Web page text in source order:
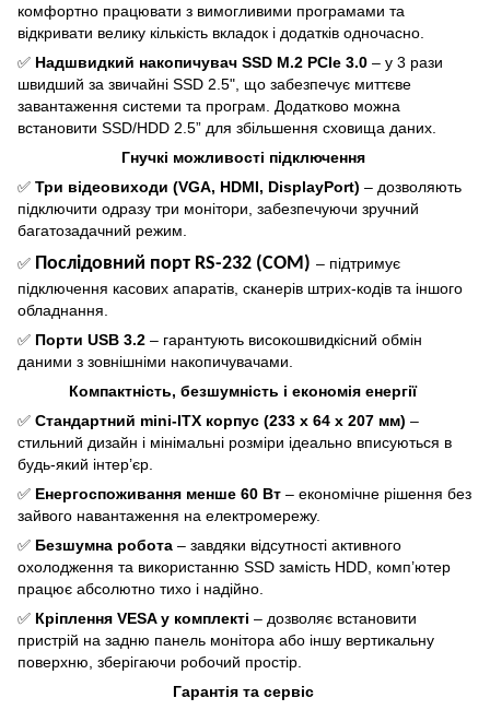
комфортно працювати з вимогливими програмами та
відкривати велику кількість вкладок і додатків одночасно.
✅ Надшвидкий накопичувач SSD M.2 PCIe 3.0 – у 3 рази
швидший за звичайні SSD 2.5", що забезпечує миттєве
завантаження системи та програм. Додатково можна
встановити SSD/HDD 2.5” для збільшення сховища даних.
Гнучкі можливості підключення
✅ Три відеовиходи (VGA, HDMI, DisplayPort) – дозволяють
підключити одразу три монітори, забезпечуючи зручний
багатозадачний режим.
✅ Послідовний порт RS-232 (COM) – підтримує
підключення касових апаратів, сканерів штрих-кодів та іншого
обладнання.
✅ Порти USB 3.2 – гарантують високошвидкісний обмін
даними з зовнішніми накопичувачами.
Компактність, безшумність і економія енергії
✅ Стандартний mini-ITX корпус (233 х 64 х 207 мм) –
стильний дизайн і мінімальні розміри ідеально вписуються в
будь-який інтер’єр.
✅ Енергоспоживання менше 60 Вт – економічне рішення без
зайвого навантаження на електромережу.
✅ Безшумна робота – завдяки відсутності активного
охолодження та використанню SSD замість HDD, комп’ютер
працює абсолютно тихо і надійно.
✅ Кріплення VESA у комплекті – дозволяє встановити
пристрій на задню панель монітора або іншу вертикальну
поверхню, зберігаючи робочий простір.
Гарантія та сервіс